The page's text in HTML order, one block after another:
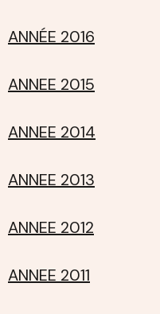
ANNÉE 2016
ANNEE 2015
ANNEE 2014
ANNEE 2013
ANNEE 2012
ANNEE 2011